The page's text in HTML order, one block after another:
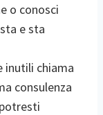
o conosci
e sta
inutili chiama
consulenza